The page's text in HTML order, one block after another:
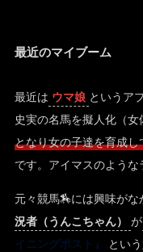
最近のマイブーム
最近は ウマ娘 というア
史実の名馬を擬人化（女
となり女の子達を育成
です。アイマスのような
元々競馬🏇には興味が
況者（うんこちゃん）
が
イニングポスト』
とい